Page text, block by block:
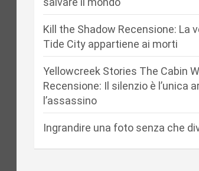
Kill the Shadow Recensione: La
Tide City appartiene ai morti
Yellowcreek Stories The Cabin
Recensione: Il silenzio è l’unica
l’assassino
Ingrandire una foto senza che